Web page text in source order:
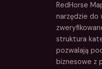
RedHorse
narzędzie do
struktura
pozwalają
biznesowe z